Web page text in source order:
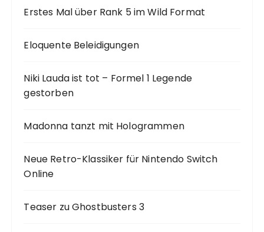
Erstes Mal über Rank 5 im Wild Format
Eloquente Beleidigungen
Niki Lauda ist tot – Formel 1 Legende
gestorben
Madonna tanzt mit Hologrammen
Neue Retro-Klassiker für Nintendo Switch
Online
Teaser zu Ghostbusters 3